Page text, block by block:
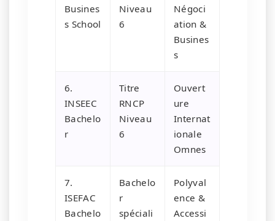
Busines
s School
Niveau
6
Négoci
ation &
Busines
s
6.
INSEEC
Bachelo
r
Titre
RNCP
Niveau
6
Ouvert
ure
Internat
ionale
Omnes
7.
ISEFAC
Bachelo
Bachelo
r
spéciali
Polyval
ence &
Accessi